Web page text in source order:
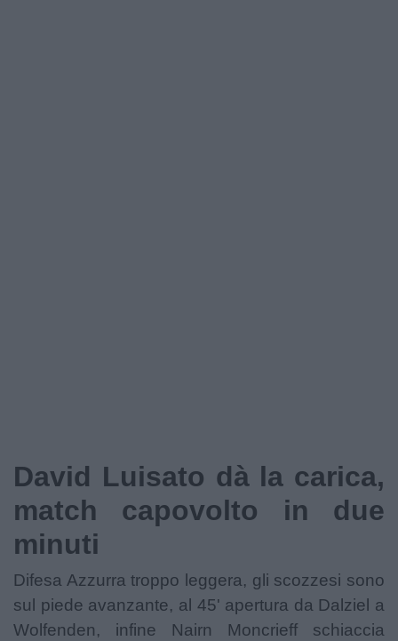
David Luisato dà la carica,
match capovolto in due
minuti
Difesa Azzurra troppo leggera, gli scozzesi sono
sul piede avanzante, al 45' apertura da Dalziel a
Wolfenden, infine Nairn Moncrieff schiaccia